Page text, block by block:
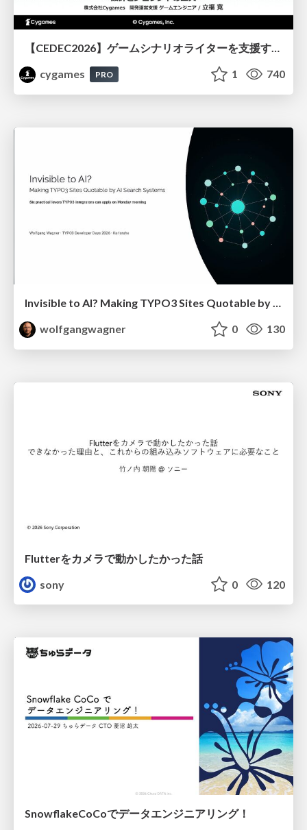
cygames
PRO 1 740
Invisible to AI? Making TYPO3 Sites Quotable by AI Search Systems
wolfgangwagner
0 130
Flutterをカメラで動かしたかった話
sony
0 120
SnowflakeCoCoでデータエンジニアリング！